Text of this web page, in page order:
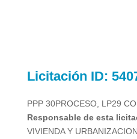
Licitación ID:
PPP 30PROCESO, LP29
Responsable de esta
VIVIENDA Y